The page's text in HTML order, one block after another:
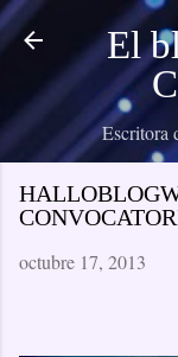
El
Escritora
octubre 17, 2013